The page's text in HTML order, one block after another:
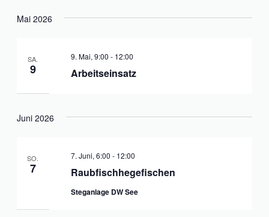
Mai 2026
SA.
9 Arbeitseinsatz
9. Mai, 9:00 - 12:00
Juni 2026
SO.
7 Raubfischhegefischen
7. Juni, 6:00 - 12:00
Steganlage DW See